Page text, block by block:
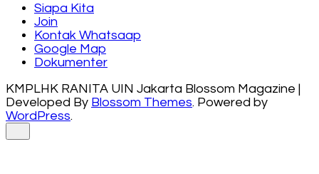
Siapa Kita
Join
Kontak Whatsaap
Google Map
Dokumenter
KMPLHK RANITA UIN Jakarta Blossom Magazine |
Developed By Blossom Themes. Powered by
WordPress.